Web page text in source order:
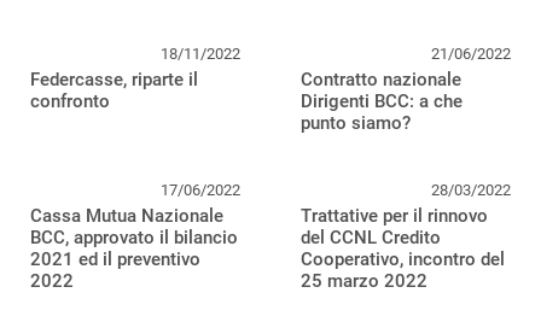
18/11/2022
Federcasse, riparte il
confronto
21/06/2022
Contratto nazionale
Dirigenti BCC: a che
punto siamo?
17/06/2022
Cassa Mutua Nazionale
BCC, approvato il bilancio
2021 ed il preventivo
2022
28/03/2022
Trattative per il rinnovo
del CCNL Credito
Cooperativo, incontro del
25 marzo 2022